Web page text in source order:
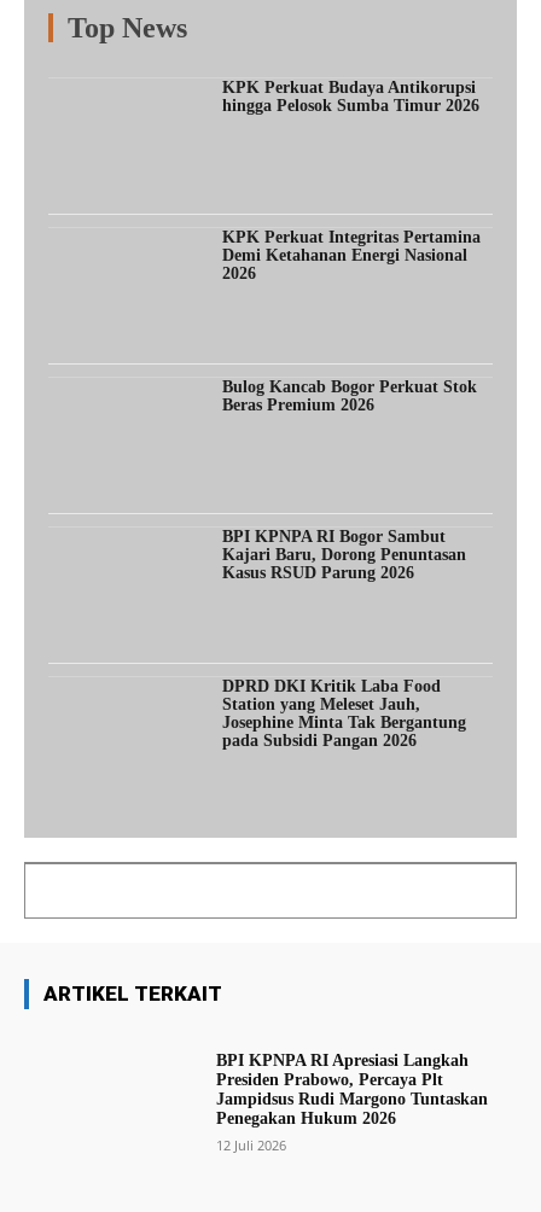
Top News
KPK Perkuat Budaya Antikorupsi
hingga Pelosok Sumba Timur 2026
KPK Perkuat Integritas Pertamina
Demi Ketahanan Energi Nasional
2026
Bulog Kancab Bogor Perkuat Stok
Beras Premium 2026
BPI KPNPA RI Bogor Sambut
Kajari Baru, Dorong Penuntasan
Kasus RSUD Parung 2026
DPRD DKI Kritik Laba Food
Station yang Meleset Jauh,
Josephine Minta Tak Bergantung
pada Subsidi Pangan 2026
ARTIKEL TERKAIT
BPI KPNPA RI Apresiasi Langkah
Presiden Prabowo, Percaya Plt
Jampidsus Rudi Margono Tuntaskan
Penegakan Hukum 2026
12 Juli 2026